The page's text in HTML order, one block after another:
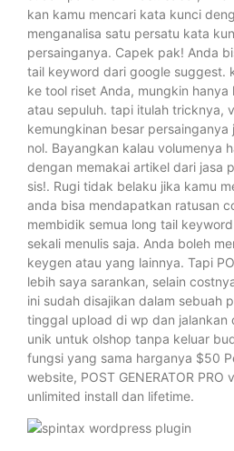
kan kamu mencari kata kunci
menganalisa satu persatu kata
persainganya. Capek pak! Anda
tail keyword dari google suggest.
ke tool riset Anda, mungkin hanya
atau sepuluh. tapi itulah tricknya,
kemungkinan besar
nol. Bayangkan kalau volumenya
dengan memakai artikel dari jasa
sis!. Rugi tidak belaku jika kamu
anda bisa mendapatkan ratusan
membidik semua long tail
sekali menulis saja. Anda boleh
keygen atau yang lainnya. Tapi
lebih saya sarankan, selain
ini sudah disajikan dalam sebuah
tinggal upload di wp dan jalankan
unik untuk olshop tanpa keluar
fungsi yang sama harganya $50
website, POST GENERATOR PRO
unlimited install dan lifetime.